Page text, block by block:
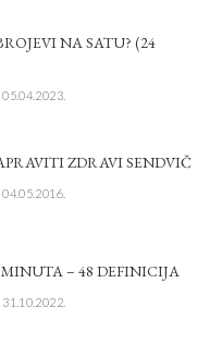
NA SATU? (24
ZDRAVI SENDVIČ
– 48 DEFINICIJA